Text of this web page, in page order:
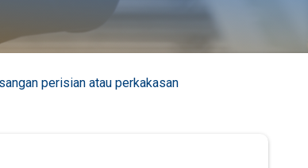
perisian atau perkakasan